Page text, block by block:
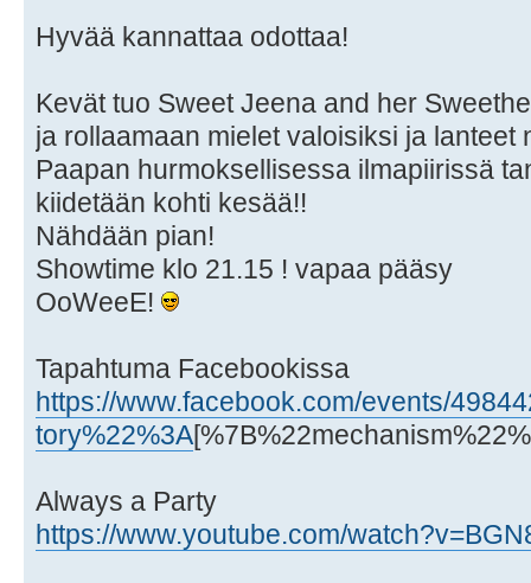
Hyvää kannattaa odottaa!
Kevät tuo Sweet Jeena and her
ja rollaamaan mielet valoisiksi ja lanteet
Paapan hurmoksellisessa ilmapiirissä
kiidetään kohti kesää!!
Nähdään pian!
Showtime klo 21.15 ! vapaa pääsy
OoWeeE!
Tapahtuma Facebookissa
https://www.facebook.com/events/
tory%22%3A
Always a Party
https://www.youtube.com/